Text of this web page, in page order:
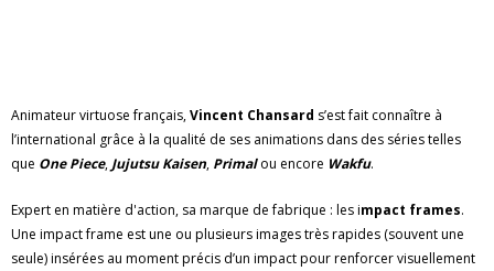
Animateur virtuose français,Vincent Chansard s’est fait connaître à
l’international grâce à la qualité de ses animations dans des séries telles
que One Piece, Jujutsu Kaisen, Primal ou encore Wakfu.
Expert en matière d'action, sa marque de fabrique : les impact frames.
Une impact frame est une ou plusieurs images très rapides (souvent une
seule) insérées au moment précis d’un impact pour renforcer visuellement